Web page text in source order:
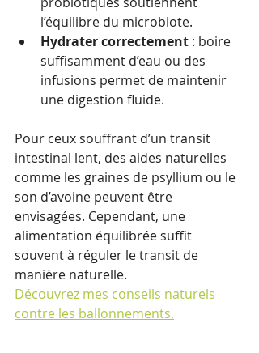
l’équilibre du microbiote.
Hydrater correctement : boire
suffisamment d’eau ou des
infusions permet de maintenir
une digestion fluide.
Pour ceux souffrant d’un transit
intestinal lent, des aides naturelles
comme les graines de psyllium ou le
son d’avoine peuvent être
envisagées. Cependant, une
alimentation équilibrée suffit
souvent à réguler le transit de
manière naturelle.
Découvrez mes conseils naturels
contre les ballonnements.